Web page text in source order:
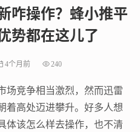
咋操作？蜂小推平
势都在这儿了
4个月前 240
场竞争相当激烈，然而迅雷
着高处迈进攀升。好多人想
体该怎么样去操作，也不清